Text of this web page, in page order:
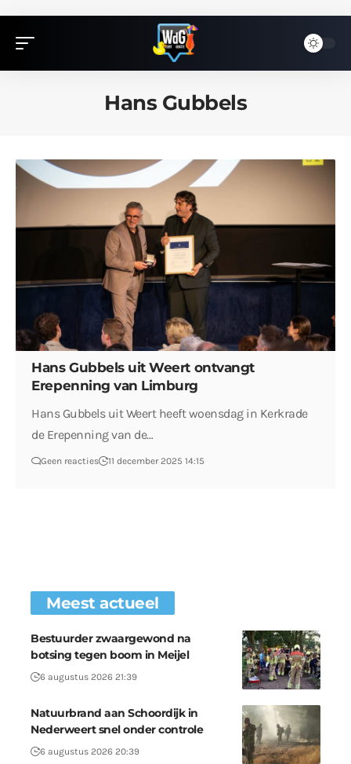
Hans Gubbels
Hans Gubbels uit Weert ontvangt
Erepenning van Limburg
Hans Gubbels uit Weert heeft woensdag in Kerkrade
de Erepenning van de…
Geen reacties 11 december 2025 14:15
Meest actueel
Bestuurder zwaargewond na
botsing tegen boom in Meijel
6 augustus 2026 21:39
Natuurbrand aan Schoordijk in
Nederweert snel onder controle
6 augustus 2026 20:39